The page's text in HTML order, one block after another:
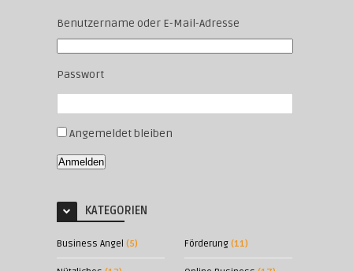
Benutzername oder E-Mail-Adresse
Passwort
Angemeldet bleiben
Anmelden
KATEGORIEN
Business Angel (5) Förderung(11)